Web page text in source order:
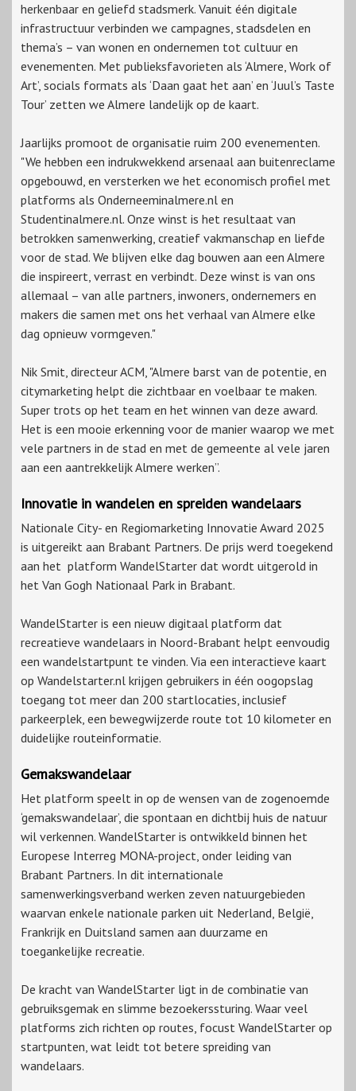
herkenbaar en geliefd stadsmerk. Vanuit één digitale
infrastructuur verbinden we campagnes, stadsdelen en
thema’s – van wonen en ondernemen tot cultuur en
evenementen. Met publieksfavorieten als ‘Almere, Work of
Art’, socials formats als ‘Daan gaat het aan’ en ‘Juul’s Taste
Tour’ zetten we Almere landelijk op de kaart.
Jaarlijks promoot de organisatie ruim 200 evenementen.
"We hebben een indrukwekkend arsenaal aan buitenreclame
opgebouwd, en versterken we het economisch profiel met
platforms als Onderneeminalmere.nl en
Studentinalmere.nl. Onze winst is het resultaat van
betrokken samenwerking, creatief vakmanschap en liefde
voor de stad. We blijven elke dag bouwen aan een Almere
die inspireert, verrast en verbindt. Deze winst is van ons
allemaal – van alle partners, inwoners, ondernemers en
makers die samen met ons het verhaal van Almere elke
dag opnieuw vormgeven."
Nik Smit, directeur ACM, "Almere barst van de potentie, en
citymarketing helpt die zichtbaar en voelbaar te maken.
Super trots op het team en het winnen van deze award.
Het is een mooie erkenning voor de manier waarop we met
vele partners in de stad en met de gemeente al vele jaren
aan een aantrekkelijk Almere werken”.
Innovatie in wandelen en spreiden wandelaars
Nationale City- en Regiomarketing Innovatie Award 2025
is uitgereikt aan Brabant Partners. De prijs werd toegekend
aan het platform WandelStarter dat wordt uitgerold in
het Van Gogh Nationaal Park in Brabant.
WandelStarter is een nieuw digitaal platform dat
recreatieve wandelaars in Noord-Brabant helpt eenvoudig
een wandelstartpunt te vinden. Via een interactieve kaart
op Wandelstarter.nl krijgen gebruikers in één oogopslag
toegang tot meer dan 200 startlocaties, inclusief
parkeerplek, een bewegwijzerde route tot 10 kilometer en
duidelijke routeinformatie.
Gemakswandelaar
Het platform speelt in op de wensen van de zogenoemde
‘gemakswandelaar’, die spontaan en dichtbij huis de natuur
wil verkennen. WandelStarter is ontwikkeld binnen het
Europese Interreg MONA-project, onder leiding van
Brabant Partners. In dit internationale
samenwerkingsverband werken zeven natuurgebieden
waarvan enkele nationale parken uit Nederland, België,
Frankrijk en Duitsland samen aan duurzame en
toegankelijke recreatie.
De kracht van WandelStarter ligt in de combinatie van
gebruiksgemak en slimme bezoekerssturing. Waar veel
platforms zich richten op routes, focust WandelStarter op
startpunten, wat leidt tot betere spreiding van
wandelaars.